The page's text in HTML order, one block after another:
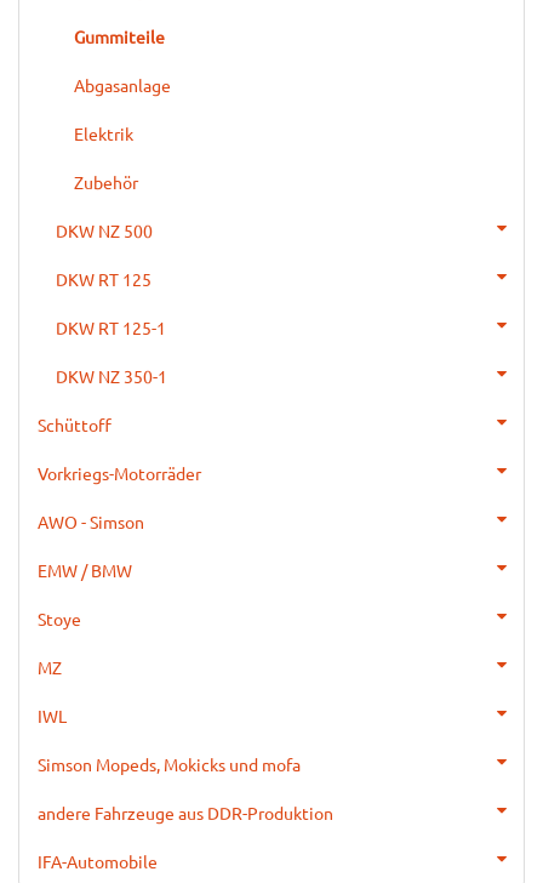
Gummiteile
Abgasanlage
Elektrik
Zubehör
DKW NZ 500
DKW RT 125
DKW RT 125-1
DKW NZ 350-1
Schüttoff
Vorkriegs-Motorräder
AWO - Simson
EMW / BMW
Stoye
MZ
IWL
Simson Mopeds, Mokicks und mofa
andere Fahrzeuge aus DDR-Produktion
IFA-Automobile